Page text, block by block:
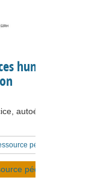
humaines :
autoévaluation,
pédagogique
pédagogique